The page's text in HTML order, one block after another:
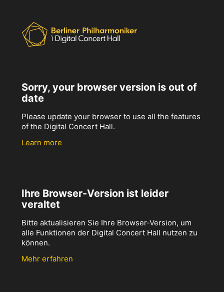
Sorry, your browser version is out of
date
Please update your browser to use all the features
of the Digital Concert Hall.
Learn more
Ihre Browser-Version ist leider
veraltet
Bitte aktualisieren Sie Ihre Browser-Version, um
alle Funktionen der Digital Concert Hall nutzen zu
können.
Mehr erfahren